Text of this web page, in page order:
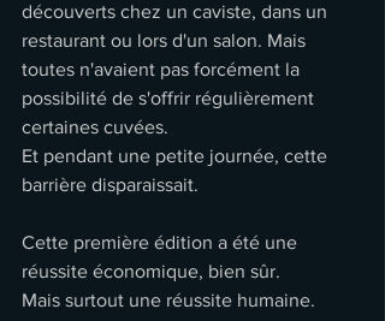
découverts chez un caviste, dans un
restaurant ou lors d'un salon. Mais
toutes n'avaient pas forcément la
possibilité de s'offrir régulièrement
certaines cuvées.
Et pendant une petite journée, cette
barrière disparaissait.
Cette première édition a été une
réussite économique, bien sûr.
Mais surtout une réussite humaine.